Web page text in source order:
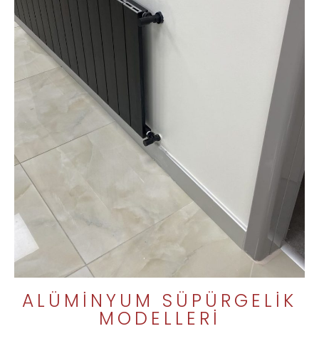
ALÜMINYUM SÜPÜRGELIK
MODELLERI